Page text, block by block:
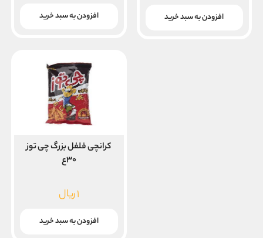
بود.فعلی
افزودن به سبد خرید
بود. فعلی
افزودن به سبد خرید
کرانچی فلفل بزرگ چی توز
۳۰ع
۱ریال
افزودن به سبد خرید